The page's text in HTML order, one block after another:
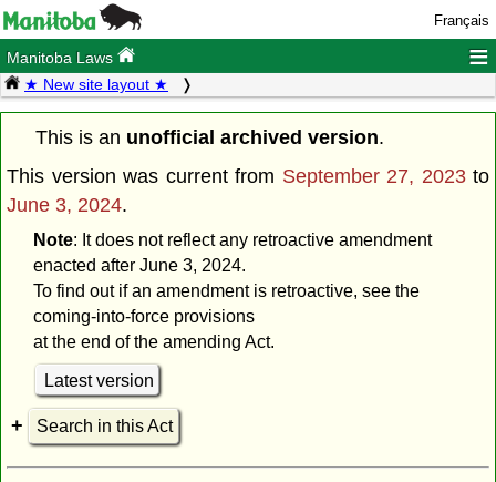
Français
Manitoba Laws ≡
★ New site layout ★
This is an unofficial archived version.
This version was current from September 27, 2023to
June 3, 2024.
Note: It does not reflect any retroactive amendment
enacted after June 3, 2024.
To find out if an amendment is retroactive, see the
coming-into-force provisions
at the end of the amending Act.
Latest version
Search in this Act